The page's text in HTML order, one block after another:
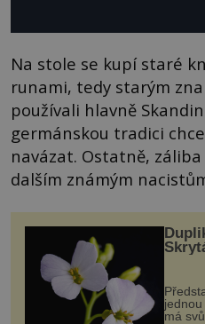
Na stole se kupí staré
runami, tedy starým
používali hlavně
germánskou tradici
navázat. Ostatně,
dalším známým
má